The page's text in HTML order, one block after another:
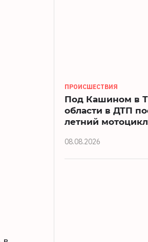
ПРОИСШЕСТВИЯ
Под Кашином в
области в ДТП
летний
08.08.2026